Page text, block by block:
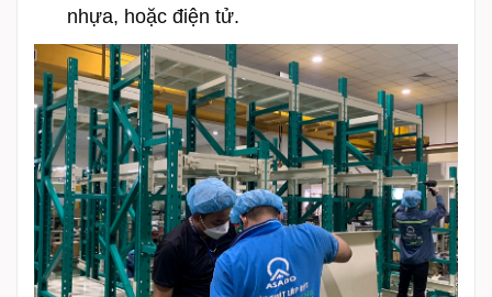
nhựa, hoặc điện tử.